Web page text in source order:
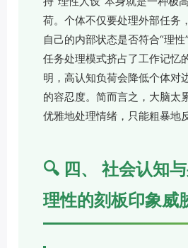
荷。个体不仅要处理外部任务
自己的内部状态是否符合“理
任务处理模式挤占了工作记忆
明，高认知负荷会降低个体对
的容忍度。简而言之，大脑太
优雅地处理情绪，只能粗暴地
🔍 四、 社会认知
理性的刻板印象威